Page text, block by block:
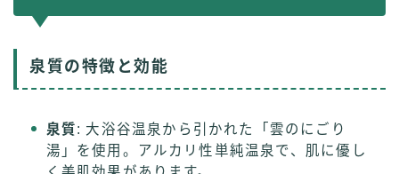
泉質の特徴と効能
泉質: 大浴谷温泉から引かれた「雲のにごり
湯」を使用。アルカリ性単純温泉で、肌に優し